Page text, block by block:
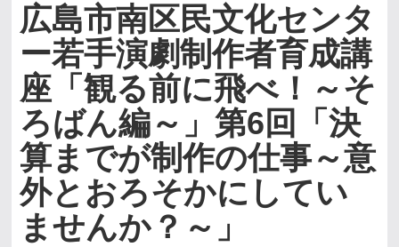
広島市南区民文化センタ
ー若手演劇制作者育成講
座「観る前に飛べ！～そ
ろばん編～」第6回「決
算までが制作の仕事～意
外とおろそかにしてい
ませんか？～」